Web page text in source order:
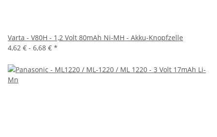
Varta - V80H - 1,2 Volt 80mAh Ni-MH - Akku-Knopfzelle
4,62 € - 6,68 € *